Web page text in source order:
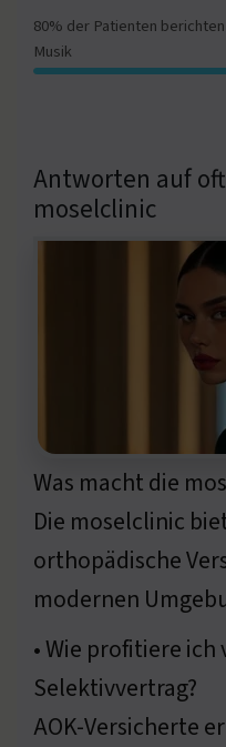
80% der Patienten
Musik
Antworten auf
moselclinic
Was macht die
Die moselclinic
orthopädische
modernen
• Wie profitiere ich
Selektivvertrag?
AOK-Versicherte